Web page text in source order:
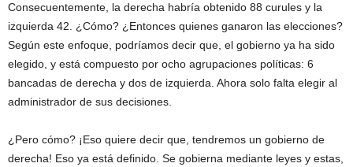
Consecuentemente, la derecha habría obtenido 88 curules y la
izquierda 42. ¿Cómo? ¿Entonces quienes ganaron las elecciones?
Según este enfoque, podríamos decir que, el gobierno ya ha sido
elegido, y está compuesto por ocho agrupaciones políticas: 6
bancadas de derecha y dos de izquierda. Ahora solo falta elegir al
administrador de sus decisiones.
¿Pero cómo? ¡Eso quiere decir que, tendremos un gobierno de
derecha! Eso ya está definido. Se gobierna mediante leyes y estas,